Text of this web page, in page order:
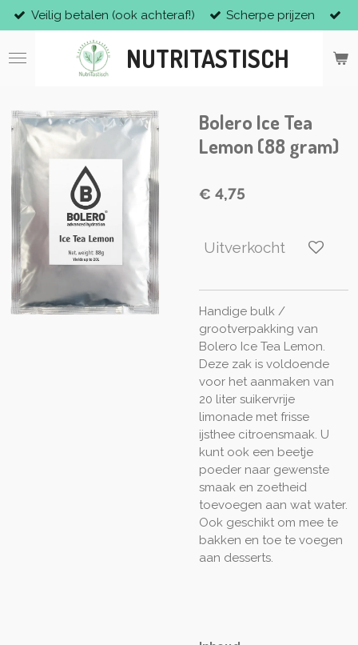
Ga
direct
naar
NUTRITASTISCH
Veilig betalen (ook achteraf!) Scherpe prijzen
Bolero Ice Tea
Lemon (88 gram)
€ 4,75
Uitverkocht
Handige bulk /
grootverpakking van
Bolero Ice Tea Lemon.
Deze zak is voldoende
voor het aanmaken van
20 liter suikervrije
limonade met frisse
ijsthee citroensmaak. U
kunt ook een beetje
poeder naar gewenste
smaak en zoetheid
toevoegen aan wat water.
Ook geschikt om mee te
bakken en toe te voegen
aan desserts.